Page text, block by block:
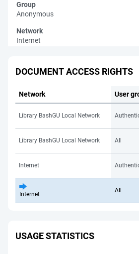
Group
Anonymous
Network
Internet
DOCUMENT ACCESS RIGHTS
Network User
Library BashGU Local Network
Library BashGU Local Network All
Internet
Internet
All
USAGE STATISTICS